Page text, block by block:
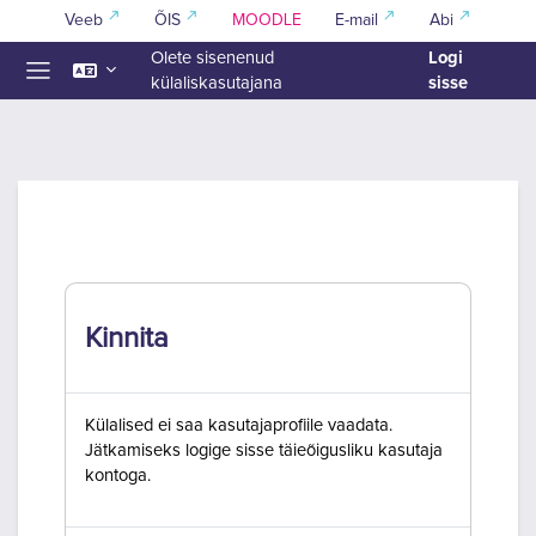
Jäta vahele peasisuni
Veeb ÕIS MOODLE E-mail Abi
Olete sisenenud
külaliskasutajana
Logi
sisse
Kinnita
Külalised ei saa kasutajaprofiile vaadata.
Jätkamiseks logige sisse täieõigusliku kasutaja
kontoga.